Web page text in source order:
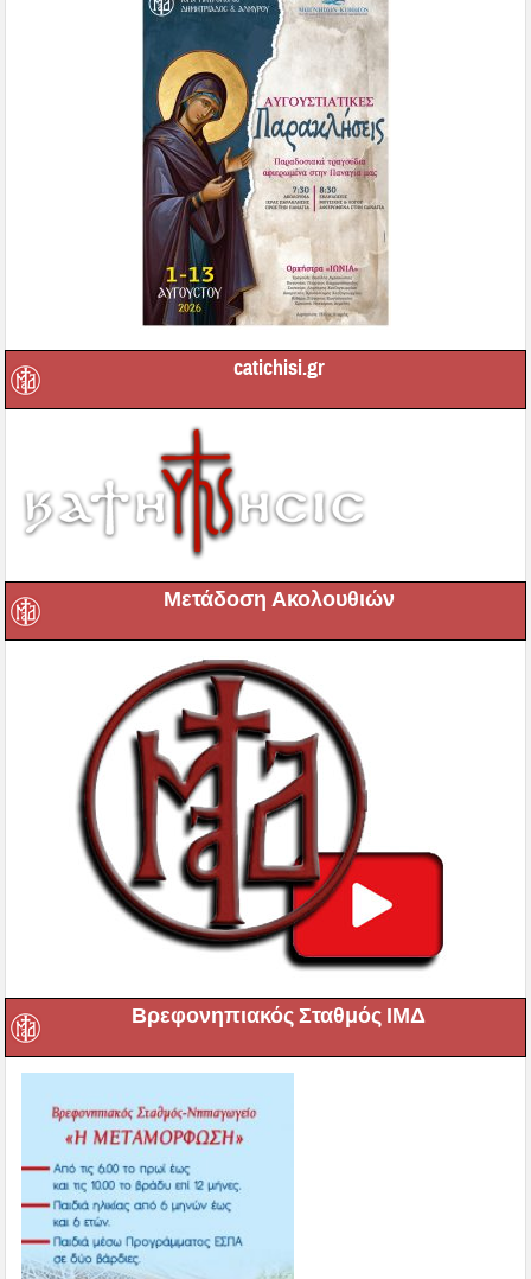
catichisi.gr
Μετάδοση Ακολουθιών
Βρεφονηπιακός Σταθμός ΙΜΔ